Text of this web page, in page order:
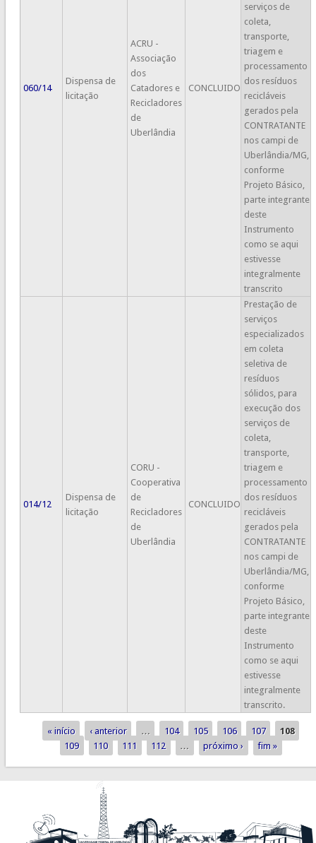
060/14
Dispensa de
licitação
ACRU -
Associação
dos
Catadores e
Recicladores
de
Uberlândia
CONCLUIDO
serviços de
coleta,
transporte,
triagem e
processamento
dos resíduos
recicláveis
gerados pela
CONTRATANTE
nos campi de
Uberlândia/MG,
conforme
Projeto Básico,
parte integrante
deste
Instrumento
como se aqui
estivesse
integralmente
transcrito
014/12
Dispensa de
licitação
CORU -
Cooperativa
de
Recicladores
de
Uberlândia
CONCLUIDO
Prestação de
serviços
especializados
em coleta
seletiva de
resíduos
sólidos, para
execução dos
serviços de
coleta,
transporte,
triagem e
processamento
dos resíduos
recicláveis
gerados pela
CONTRATANTE
nos campi de
Uberlândia/MG,
conforme
Projeto Básico,
parte integrante
deste
Instrumento
como se aqui
estivesse
integralmente
transcrito.
Páginas
« início ‹ anterior … 104 105 106 107
108
109
110 111 112 … próximo › fim »